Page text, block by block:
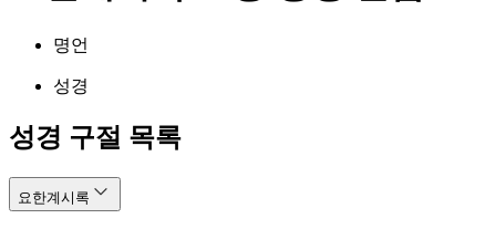
명언
성경
성경 구절 목록
요한계시록